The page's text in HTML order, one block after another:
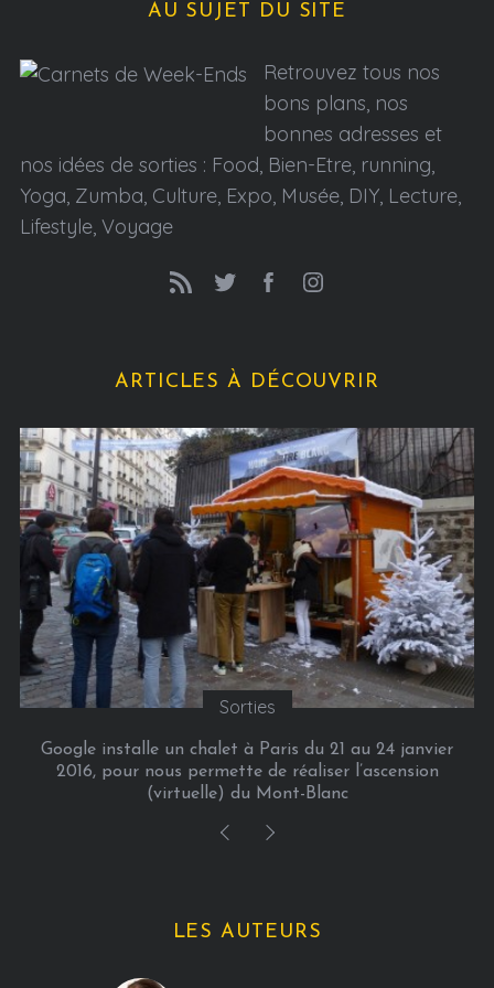
n
AU SUJET DU SITE
Retrouvez tous nos
bons plans, nos
bonnes adresses et
nos idées de sorties : Food, Bien-Etre, running,
Yoga, Zumba, Culture, Expo, Musée, DIY, Lecture,
Lifestyle, Voyage
ARTICLES À DÉCOUVRIR
Culture
Picasso Mania
LES AUTEURS